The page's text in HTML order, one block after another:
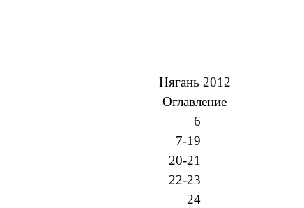
Нягань 2012
Оглавление
6
7-19
20-21
22-23
24